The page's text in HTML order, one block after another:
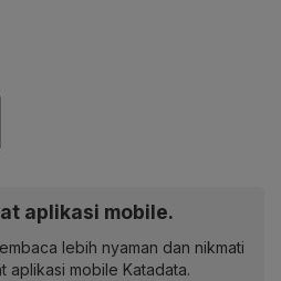
aplikasi mobile.
lebih nyaman dan nikmati
aplikasi mobile Katadata.